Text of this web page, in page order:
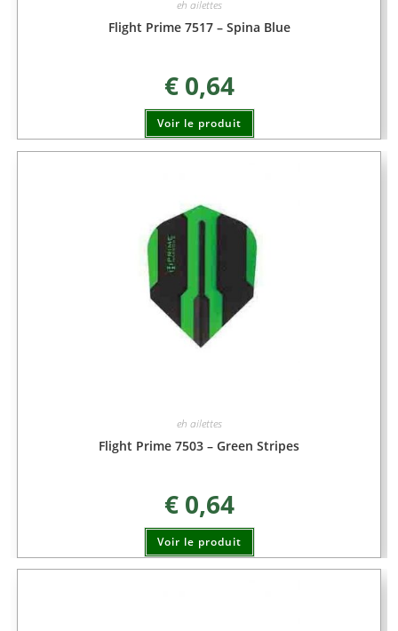
eh ailettes
Flight Prime 7517 – Spina Blue
€0,64
Voir le produit
eh ailettes
Flight Prime 7503 – Green Stripes
€0,64
Voir le produit